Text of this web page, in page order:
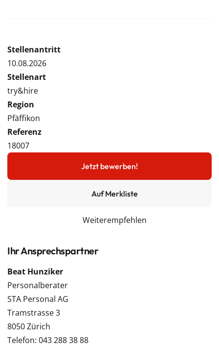
Stellenantritt
10.08.2026
Stellenart
try&hire
Region
Pfäffikon
Referenz
18007
Jetzt bewerben!
Auf Merkliste
Weiterempfehlen
Ihr Ansprechspartner
Beat Hunziker
Personalberater
STA Personal AG
Tramstrasse 3
8050 Zürich
Telefon: 043 288 38 88